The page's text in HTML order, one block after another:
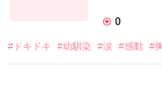
0
#ドキドキ #幼馴染 #涙 #感動 #